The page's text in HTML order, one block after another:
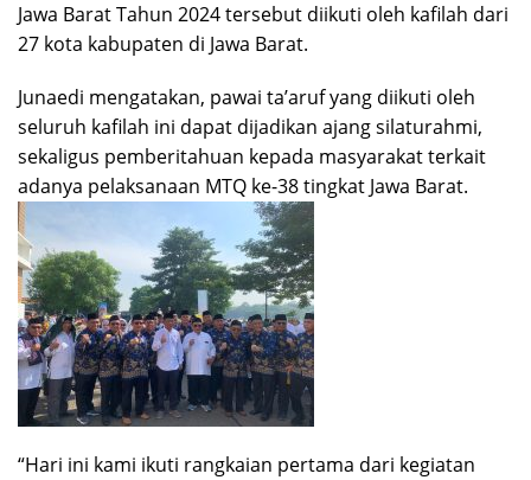
Jawa Barat Tahun 2024 tersebut diikuti oleh kafilah dari
27 kota kabupaten di Jawa Barat.
Junaedi mengatakan, pawai ta’aruf yang diikuti oleh
seluruh kafilah ini dapat dijadikan ajang silaturahmi,
sekaligus pemberitahuan kepada masyarakat terkait
adanya pelaksanaan MTQ ke-38 tingkat Jawa Barat.
“Hari ini kami ikuti rangkaian pertama dari kegiatan